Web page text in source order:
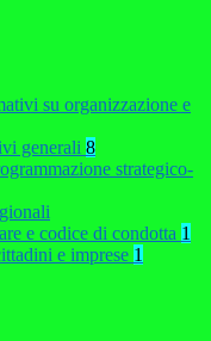
su organizzazione e
generali 8
strategico-
e codice di condotta 1
e imprese 1